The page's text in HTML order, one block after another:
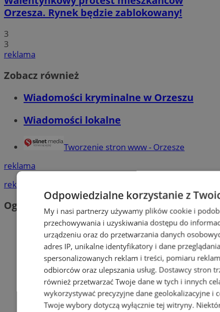
Orzesza. Rynek będzie zablokowany!
3
3
reklama
Zobacz również
Wiadomości kryminalne w Orzeszu
Wiadomości lokalne
Tworzenie stron www - Orzesze
reklama
reklama
Ogłoszenia
Odpowiedzialne korzystanie z
My i nasi partnerzy używamy plików cookie i
przechowywania i uzyskiwania dostępu do
urządzeniu oraz do przetwarzania danych
adres IP, unikalne identyfikatory i dane
spersonalizowanych reklam i treści, pomiaru
odbiorców oraz ulepszania usług. Dostawcy stron
również przetwarzać Twoje dane w tych i innych
wykorzystywać precyzyjne dane geolokalizacyjne i
Twoje wybory dotyczą wyłącznie tej witryny.